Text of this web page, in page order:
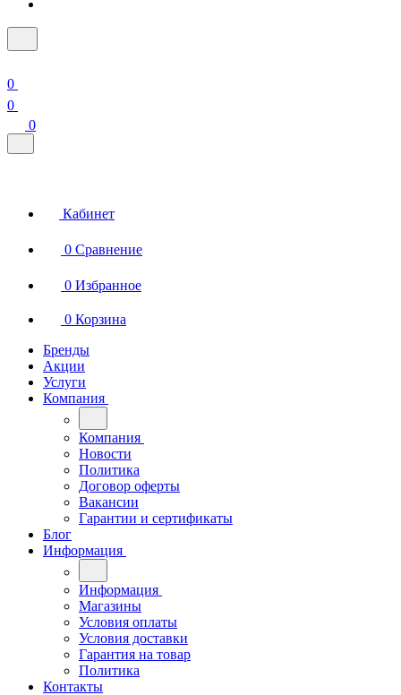
0
0
0
Кабинет
0 Сравнение
0 Избранное
0 Корзина
Бренды
Акции
Услуги
Компания
Компания
Новости
Политика
Договор оферты
Вакансии
Гарантии и сертификаты
Блог
Информация
Информация
Магазины
Условия оплаты
Условия доставки
Гарантия на товар
Политика
Контакты